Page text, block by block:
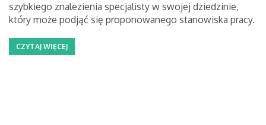
szybkiego znalezienia specjalisty w swojej dziedzinie,
który może podjąć się proponowanego stanowiska pracy.
CZYTAJ WIĘCEJ